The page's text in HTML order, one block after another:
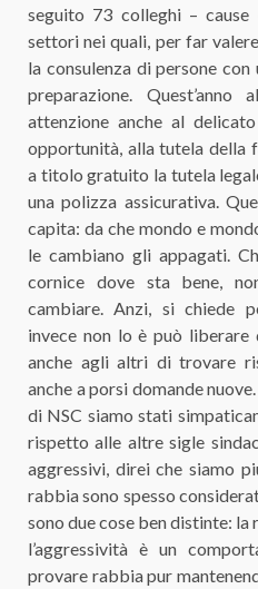
seguito 73 colleghi –
settori nei quali, per far
la consulenza di persone
preparazione.
attenzione anche al
opportunità, alla tutela della
a titolo gratuito la tutela
una polizza assicurativa.
capita: da che mondo e
le cambiano gli appagati.
cornice dove sta bene,
cambiare. Anzi, si chiede
invece non lo è può liberare
anche agli altri di trovare
anche a porsi domande
di NSC siamo stati
rispetto alle altre sigle
aggressivi, direi che siamo
rabbia sono spesso
sono due cose ben distinte: la
l’aggressività è un
provare rabbia pur